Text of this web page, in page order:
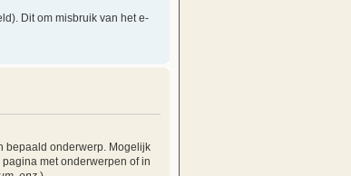
Dit om misbruik van het e-
bepaald onderwerp. Mogelijk
met onderwerpen of in